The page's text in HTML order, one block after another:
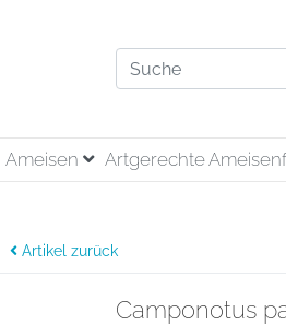
Ameisen Artgerechte
Artikel zurück
Camponotus